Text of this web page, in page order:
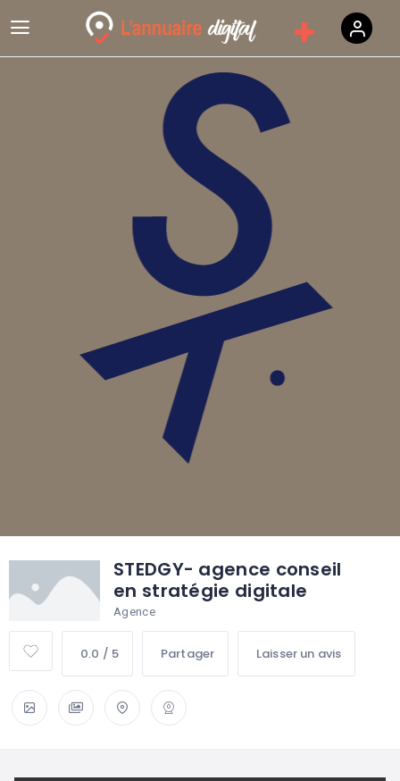
STEDGY- agence conseil
en stratégie digitale
Agence
0.0 / 5 Partager Laisser un avis